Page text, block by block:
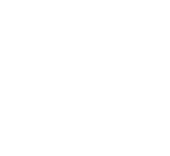
通知_中公教育网
大网校
网
业研究网
问题的通知-报关员
有关问题的通知
有关问题的通知
的通知-报关员考